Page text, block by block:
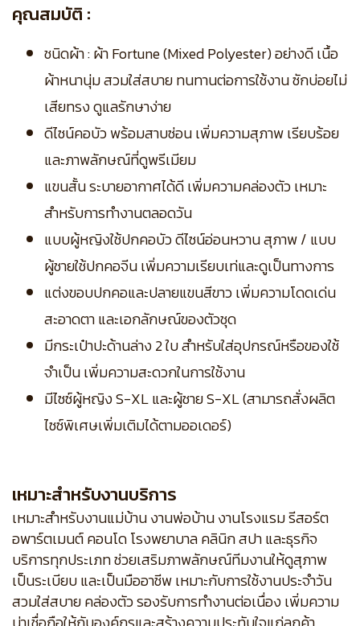
คุณสมบัติ :
ชนิดผ้า : ผ้า Fortune (Mixed Polyester) อย่างดี เนื้อ
ผ้าหนานุ่ม สวมใส่สบาย ทนทานต่อการใช้งาน ซักบ่อยไม่
เสียทรง ดูแลรักษาง่าย
ดีไซน์คอบัว พร้อมสาบซ่อน เพิ่มความสุภาพ เรียบร้อย
และภาพลักษณ์ที่ดูพรีเมียม
แขนสั้น ระบายอากาศได้ดี เพิ่มความคล่องตัว เหมาะ
สำหรับการทำงานตลอดวัน
แบบผู้หญิงใช้ปกคอบัว ดีไซน์อ่อนหวาน สุภาพ / แบบ
ผู้ชายใช้ปกคอจีน เพิ่มความเรียบเท่และดูเป็นทางการ
แต่งขอบปกคอและปลายแขนสีขาว เพิ่มความโดดเด่น
สะอาดตา และเอกลักษณ์ของตัวชุด
มีกระเป๋าปะด้านล่าง 2 ใบ สำหรับใส่อุปกรณ์หรือของใช้
จำเป็น เพิ่มความสะดวกในการใช้งาน
มีไซซ์ผู้หญิง S-XL และผู้ชาย S-XL (สามารถสั่งผลิต
ไซซ์พิเศษเพิ่มเติมได้ตามออเดอร์)
เหมาะสำหรับงานบริการ
เหมาะสำหรับงานแม่บ้าน งานพ่อบ้าน งานโรงแรม รีสอร์ต
อพาร์ตเมนต์ คอนโด โรงพยาบาล คลินิก สปา และธุรกิจ
บริการทุกประเภท ช่วยเสริมภาพลักษณ์ทีมงานให้ดูสุภาพ
เป็นระเบียบ และเป็นมืออาชีพ เหมาะกับการใช้งานประจำวัน
สวมใส่สบาย คล่องตัว รองรับการทำงานต่อเนื่อง เพิ่มความ